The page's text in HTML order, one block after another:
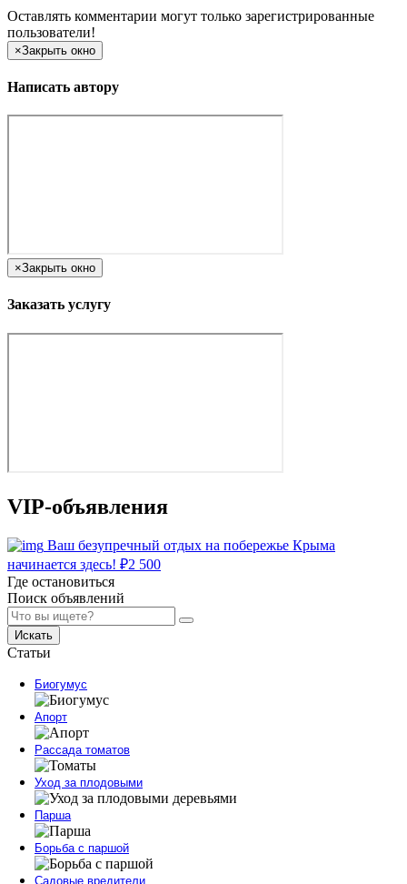
Оставлять комментарии могут только зарегистрированные
пользователи!
×Закрыть окно
Написать автору
×Закрыть окно
Заказать услугу
VIP-объявления
Ваш безупречный отдых на побережье Крыма
начинается здесь! ₽2 500
Где остановиться
Поиск объявлений
Искать
Статьи
Биогумус
Апорт
Рассада томатов
Уход за плодовыми
Парша
Борьба с паршой
Садовые вредители